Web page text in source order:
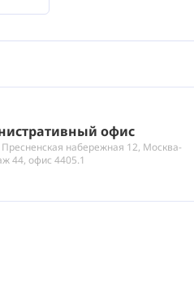
офис
набережная 12, Москва-
44, офис 4405.1